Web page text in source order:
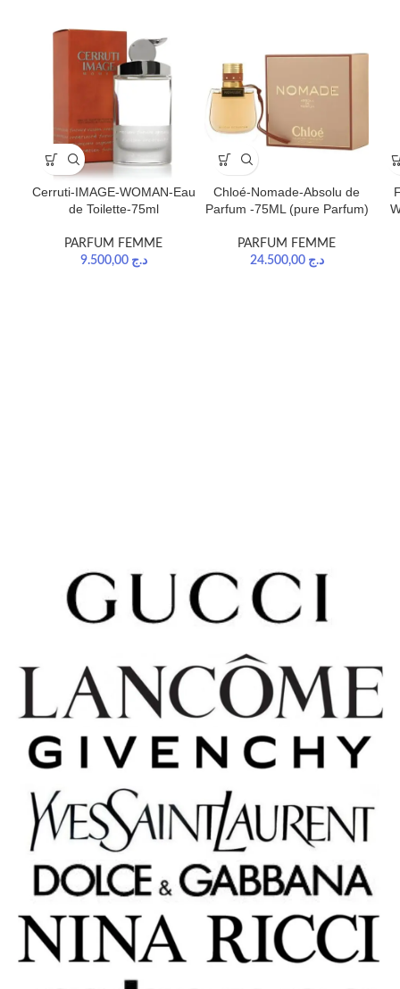
Cerruti-IMAGE-WOMAN-Eau
de Toilette-75ml
PARFUM FEMME
د.ج 9.500,00
Chloé-Nomade-Absolu de
Parfum -75ML (pure Parfum)
PARFUM FEMME
د.ج 24.500,00